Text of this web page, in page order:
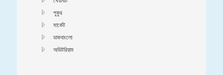
পুকুর
মার্কেট
ডাকবাংলো
অডিটরিয়াম